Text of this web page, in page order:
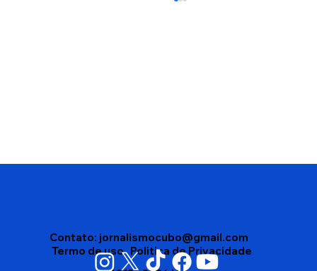
Bonnie Tyler morre aos 75 anos e
Contato: jornalismocubo@gmail.com
Termo de uso Politica de Privacidade